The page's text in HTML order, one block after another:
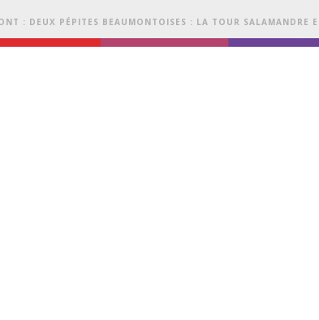
: DEUX PÉPITES BEAUMONTOISES : LA TOUR SALAMANDRE